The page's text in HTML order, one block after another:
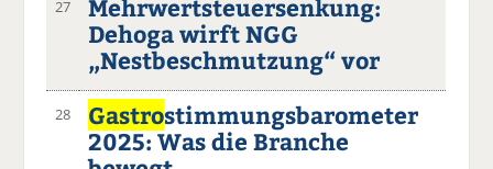
27
Mehrwertsteuersenkung:
Dehoga wirft NGG
„Nestbeschmutzung“ vor
28 Gastrostimmungsbarometer
2025: Was die Branche